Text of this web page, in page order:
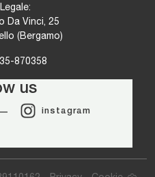
Da Vinci, 25
(Bergamo)
870358
us
instagram